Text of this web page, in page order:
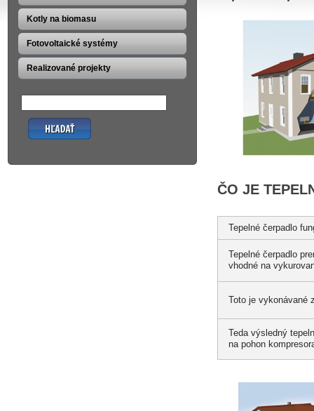
Kotly na biomasu
Fotovoltaické systémy
Realizované projekty
Hľadať
ČO JE
Tepelné čerpadlo
Tepelné čerpadlo
vhodné na
Toto je vykonávané
Teda výsledný
na pohon